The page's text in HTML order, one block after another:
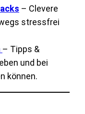
– Clevere
stressfrei
– Tipps &
und bei
können.